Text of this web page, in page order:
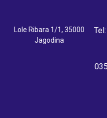
Lole Ribara 1/1, 35000
Jagodina